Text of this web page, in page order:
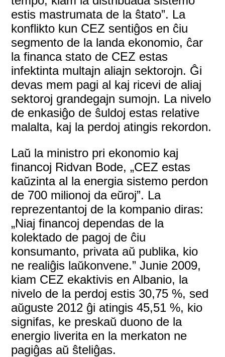
estis mastrumata de la ŝtato”. La
konflikto kun CEZ sentiĝos en ĉiu
segmento de la landa ekonomio, ĉar
la financa stato de CEZ estas
infektinta multajn aliajn sektorojn. Ĝi
devas mem pagi al kaj ricevi de aliaj
sektoroj grandegajn sumojn. La nivelo
de enkasiĝo de ŝuldoj estas relative
malalta, kaj la perdoj atingis rekordon.
Laŭ la ministro pri ekonomio kaj
financoj Ridvan Bode, „CEZ estas
kaŭzinta al la energia sistemo perdon
de 700 milionoj da eŭroj”. La
reprezentantoj de la kompanio diras:
„Niaj financoj dependas de la
kolektado de pagoj de ĉiu
konsumanto, privata aŭ publika, kio
ne realiĝis laŭkonvene.” Junie 2009,
kiam CEZ ekaktivis en Albanio, la
nivelo de la perdoj estis 30,75 %, sed
aŭguste 2012 ĝi atingis 45,51 %, kio
signifas, ke preskaŭ duono de la
energio liverita en la merkaton ne
pagiĝas aŭ ŝteliĝas.